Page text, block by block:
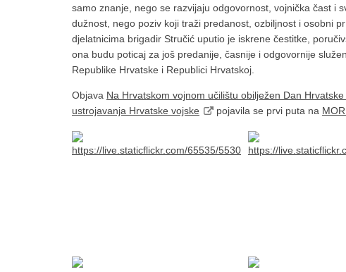
samo znanje, nego se razvijaju odgovornost, vojnička čast i
dužnost, nego poziv koji traži predanost, ozbiljnost i osobni
djelatnicima brigadir Stručić uputio je iskrene čestitke,
ona budu poticaj za još predanije, časnije i odgovornije
Republike Hrvatske i Republici Hrvatskoj.
Objava Na Hrvatskom vojnom učilištu obilježen Dan
ustrojavanja Hrvatske vojske
pojavila se prvi puta na